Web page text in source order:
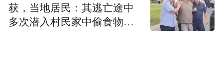
获，当地居民：其逃亡途中
多次潜入村民家中偷食物被